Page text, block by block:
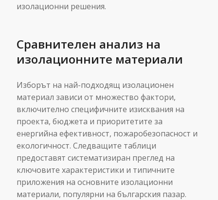
изолационни решения.
Сравнителен анализ на
изолационните материали
Изборът на най-подходящ изолационен
материал зависи от множество фактори,
включително специфичните изисквания на
проекта, бюджета и приоритетите за
енергийна ефективност, пожаробезопасност и
екологичност. Следващите таблици
предоставят систематизиран преглед на
ключовите характеристики и типичните
приложения на основните изолационни
материали, популярни на българския пазар.